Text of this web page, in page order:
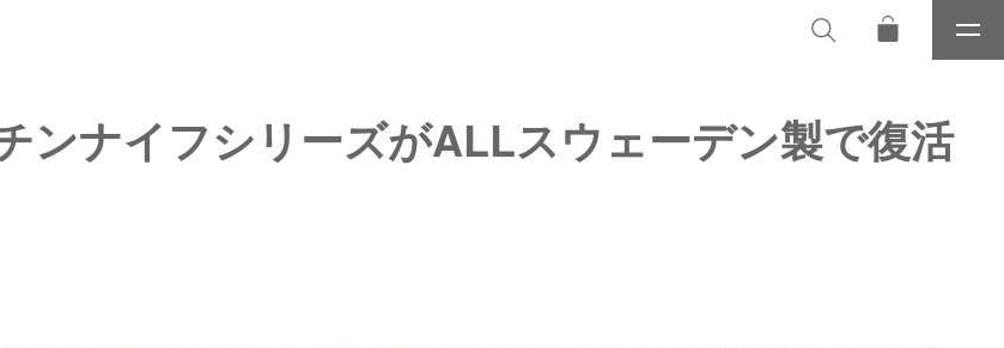
メ
ニ
ンナイフシリーズがALLスウェーデン製で復活